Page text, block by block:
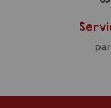
par